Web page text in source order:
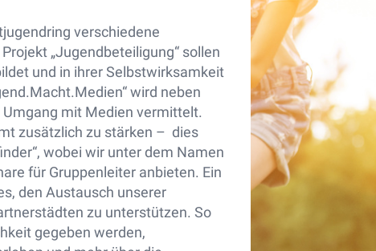
verschiedene
„Jugendbeteiligung“ sollen
und in ihrer Selbstwirksamkeit
wird neben
mit Medien vermittelt.
zusätzlich zu stärken – dies
wobei wir unter dem Namen
für Gruppenleiter anbieten. Ein
den Austausch unserer
zu unterstützen. So
gegeben werden,